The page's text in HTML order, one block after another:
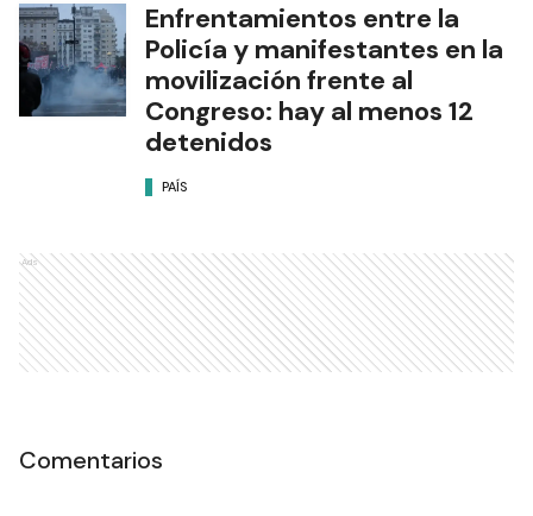
Enfrentamientos entre la
Policía y manifestantes en la
movilización frente al
Congreso: hay al menos 12
detenidos
PAÍS
Ads
Comentarios